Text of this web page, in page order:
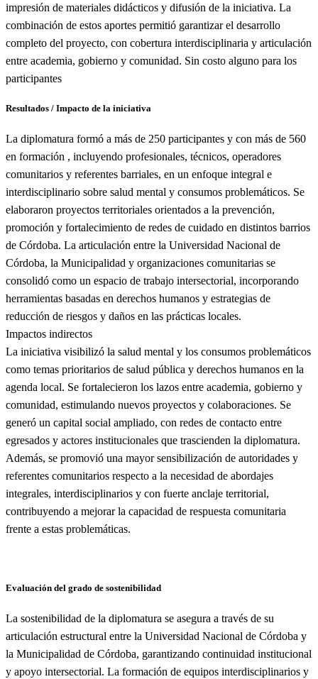
impresión de materiales didácticos y difusión de la iniciativa. La
combinación de estos aportes permitió garantizar el desarrollo
completo del proyecto, con cobertura interdisciplinaria y articulación
entre academia, gobierno y comunidad. Sin costo alguno para los
participantes
Resultados / Impacto de la iniciativa
La diplomatura formó a más de 250 participantes y con más de 560
en formación , incluyendo profesionales, técnicos, operadores
comunitarios y referentes barriales, en un enfoque integral e
interdisciplinario sobre salud mental y consumos problemáticos. Se
elaboraron proyectos territoriales orientados a la prevención,
promoción y fortalecimiento de redes de cuidado en distintos barrios
de Córdoba. La articulación entre la Universidad Nacional de
Córdoba, la Municipalidad y organizaciones comunitarias se
consolidó como un espacio de trabajo intersectorial, incorporando
herramientas basadas en derechos humanos y estrategias de
reducción de riesgos y daños en las prácticas locales.
Impactos indirectos
La iniciativa visibilizó la salud mental y los consumos problemáticos
como temas prioritarios de salud pública y derechos humanos en la
agenda local. Se fortalecieron los lazos entre academia, gobierno y
comunidad, estimulando nuevos proyectos y colaboraciones. Se
generó un capital social ampliado, con redes de contacto entre
egresados y actores institucionales que trascienden la diplomatura.
Además, se promovió una mayor sensibilización de autoridades y
referentes comunitarios respecto a la necesidad de abordajes
integrales, interdisciplinarios y con fuerte anclaje territorial,
contribuyendo a mejorar la capacidad de respuesta comunitaria
frente a estas problemáticas.
Evaluación del grado de sostenibilidad
La sostenibilidad de la diplomatura se asegura a través de su
articulación estructural entre la Universidad Nacional de Córdoba y
la Municipalidad de Córdoba, garantizando continuidad institucional
y apoyo intersectorial. La formación de equipos interdisciplinarios y